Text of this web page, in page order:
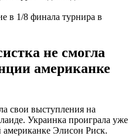
в 1/8 финала турнира в
не смогла
американке
свои выступления на
Украинка проиграла уже
американке Элисон Риск.